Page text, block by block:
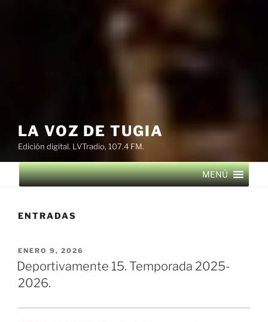
LA VOZ DE TUGIA
Edición digital. LVTradio, 107.4 FM.
MENÚ
ENTRADAS
PUBLICADO
EL
ENERO 9, 2026
Deportivamente 15. Temporada 2025-
2026.